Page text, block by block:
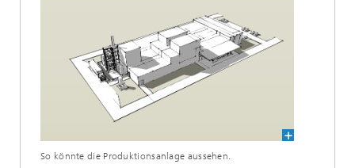
So könnte die Produktionsanlage aussehen.